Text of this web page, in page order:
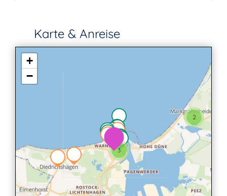
Karte & Anreise
2
3
+
−